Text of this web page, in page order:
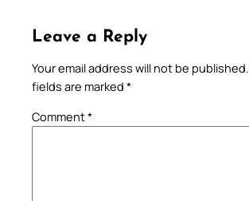
Leave a Reply
Your email address will not be published.
fields are marked *
Comment*